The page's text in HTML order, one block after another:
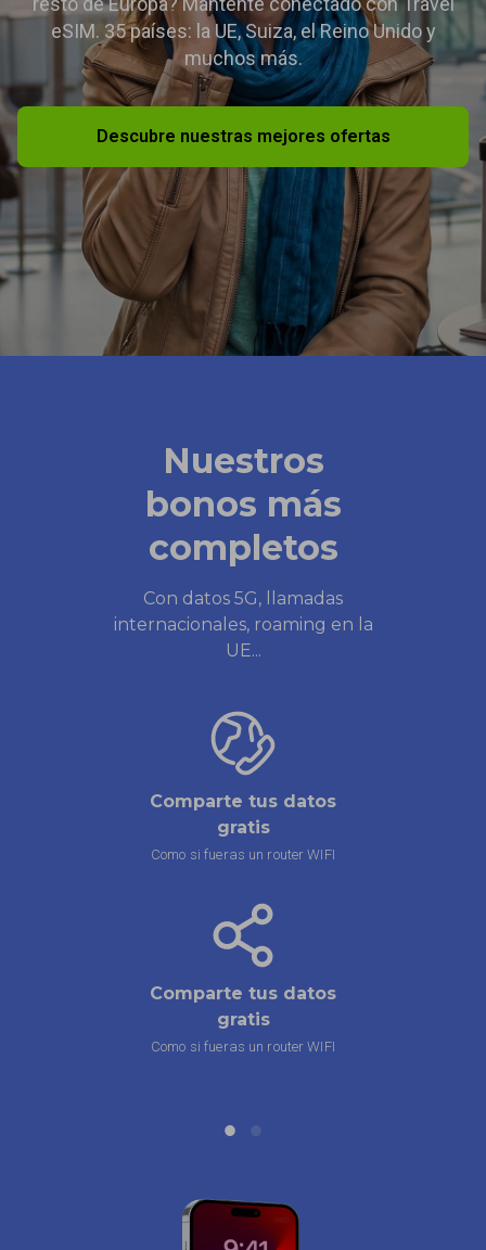
eSIM. 35 países: la UE, Suiza, el Reino Unido y
muchos más.
Descubre nuestras mejores ofertas
Nuestros
bonos más
completos
Con datos 5G, llamadas
internacionales, roaming en la
UE...
Comparte tus datos
gratis
Como si fueras un router WIFI
Comparte tus datos
gratis
Como si fueras un router WIFI